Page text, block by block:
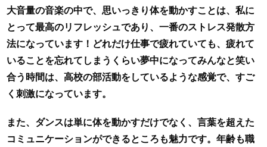
大音量の音楽の中で、思いっきり体を動かすことは、私に
とって最高のリフレッシュであり、一番のストレス発散方
法になっています！どれだけ仕事で疲れていても、疲れて
いることを忘れてしまうくらい夢中になってみんなと笑い
合う時間は、高校の部活動をしているような感覚で、すご
く刺激になっています。
また、ダンスは単に体を動かすだけでなく、言葉を超えた
コミュニケーションができるところも魅力です。年齢も職